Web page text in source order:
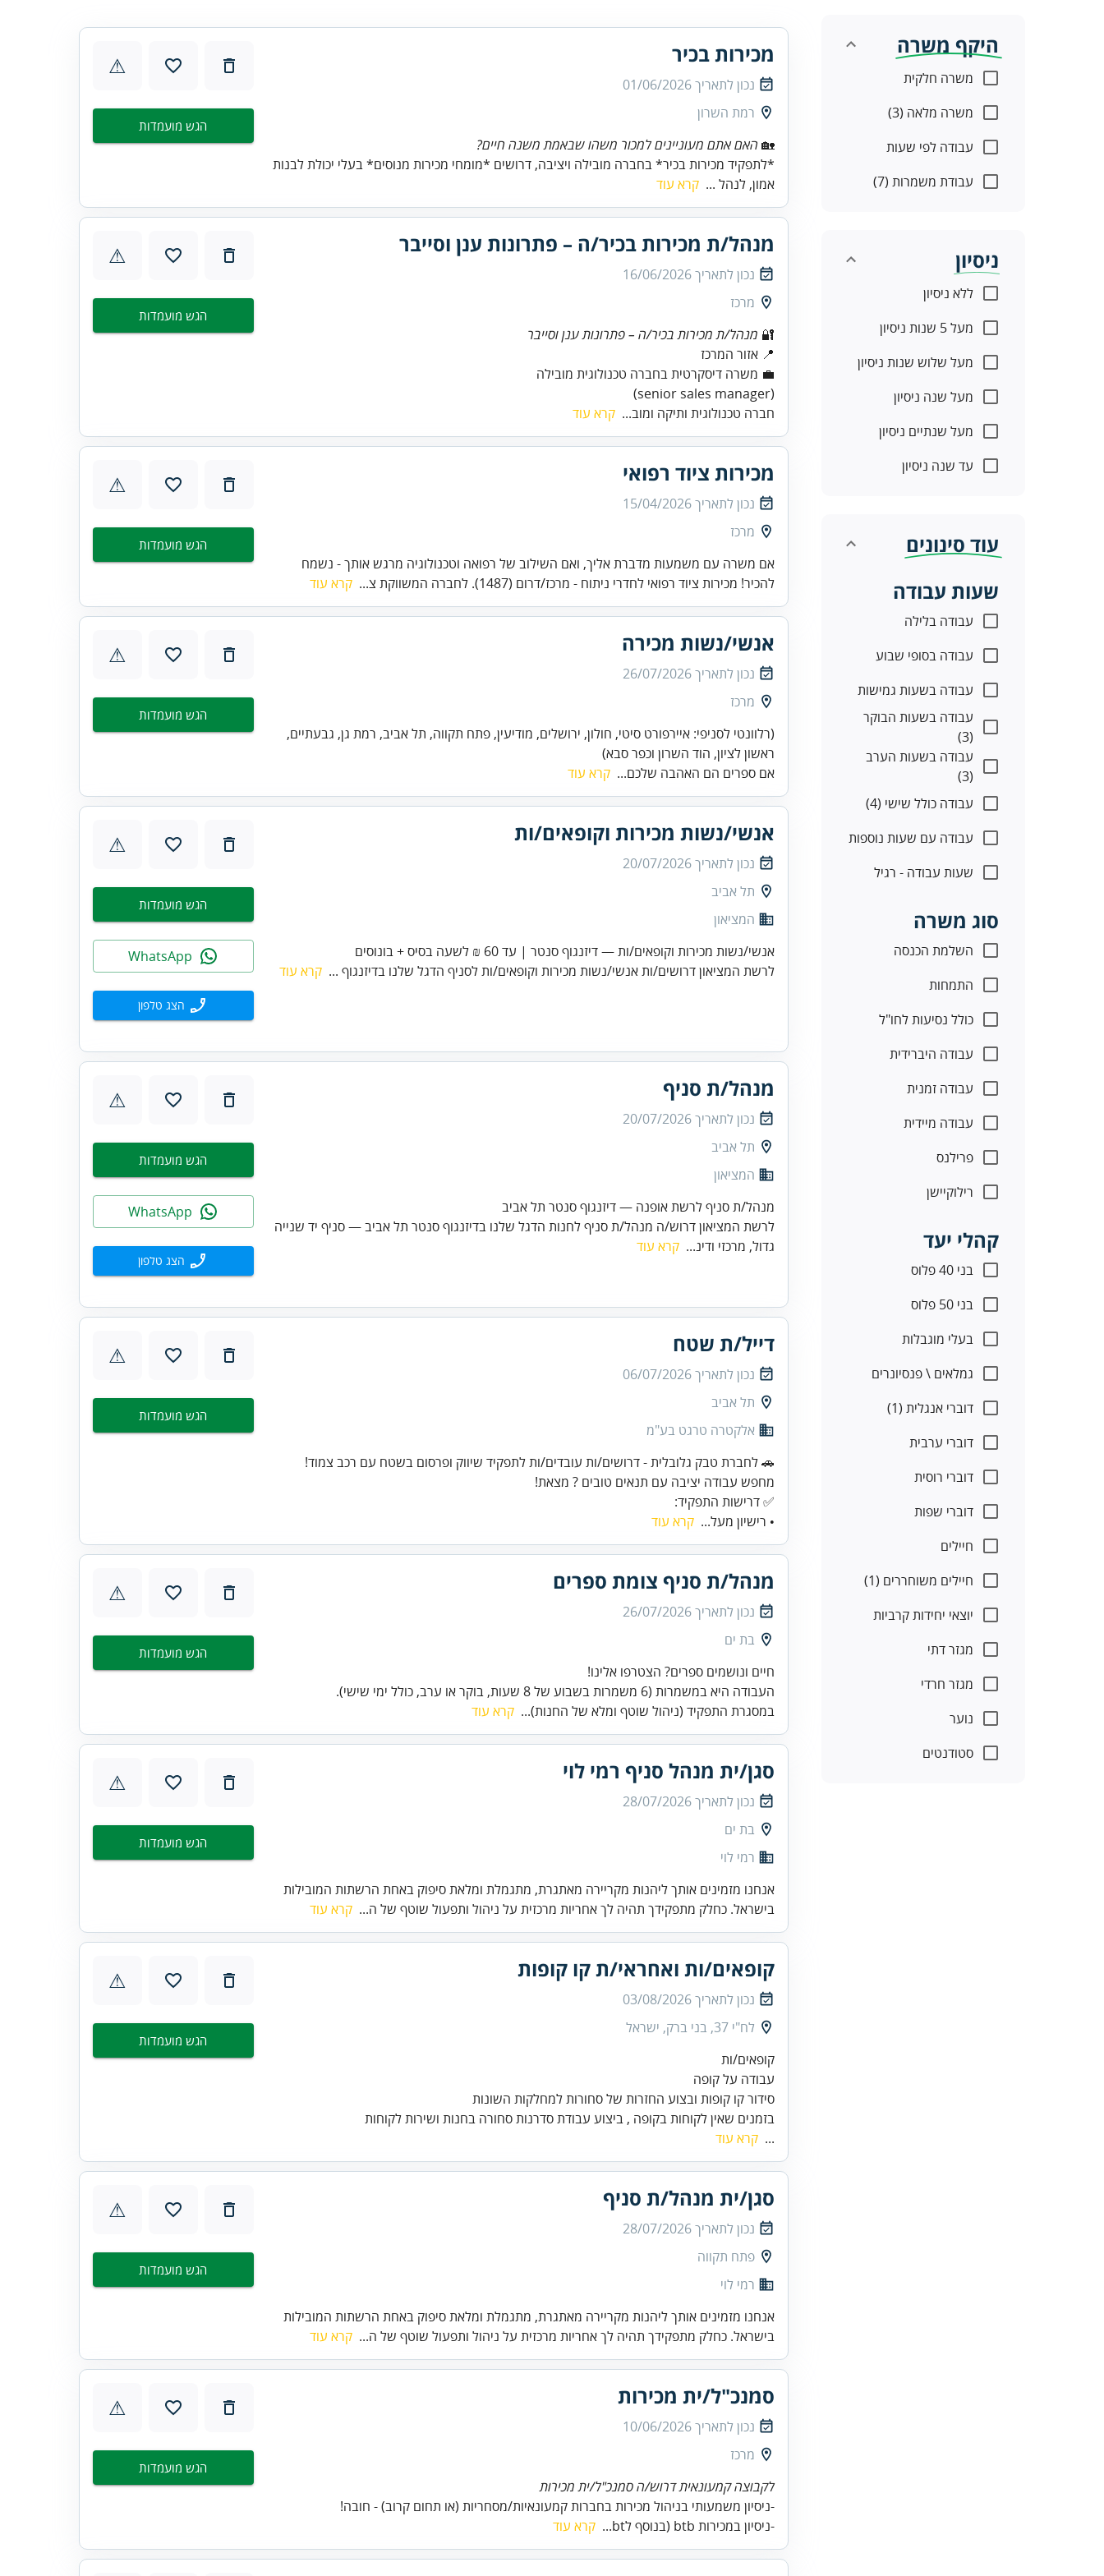
היקף משרה
משרה חלקית
משרה מלאה (3)
עבודה לפי שעות
עבודת משמרות (7)
ניסיון
ללא ניסיון
מעל 5 שנות ניסיון
מעל שלוש שנות ניסיון
מעל שנה ניסיון
מעל שנתיים ניסיון
עד שנה ניסיון
עוד סינונים
שעות עבודה
עבודה בלילה
עבודה בסופי שבוע
עבודה בשעות גמישות
עבודה בשעות הבוקר
(3)
עבודה בשעות הערב
(3)
עבודה כולל שישי (4)
עבודה עם שעות נוספות
שעות עבודה - רגיל
סוג משרה
השלמת הכנסה
התמחות
כולל נסיעות לחו"ל
עבודה היברידית
עבודה זמנית
עבודה מיידית
פרילנס
רילוקיישן
קהלי יעד
בני 40 פלוס
בני 50 פלוס
בעלי מוגבלות
גמלאים \ פנסיונרים
דוברי אנגלית (1)
דוברי ערבית
דוברי רוסית
דוברי שפות
חיילים
חיילים משוחררים (1)
יוצאי יחידות קרביות
מגזר דתי
מגזר חרדי
נוער
סטודנטים
מכירות בכיר
נכון לתאריך01/06/2026
רמת השרון
🏡 האם אתם מעוניינים למכור משהו שבאמת משנה חיים?
*לתפקיד מכירות בכיר* בחברה מובילה ויציבה, דרושים *מומחי מכירות מנוסים* בעלי יכולת לבנות
אמון, לנהל ... קרא עוד
⚠
הגש מועמדות
מנהל/ת מכירות בכיר/ה – פתרונות ענן וסייבר
נכון לתאריך16/06/2026
מרכז
🔐 מנהל/ת מכירות בכיר/ה – פתרונות ענן וסייבר
(senior sales manager)
חברה טכנולוגית ותיקה ומוב... קרא עוד
⚠
הגש מועמדות
מכירות ציוד רפואי
נכון לתאריך15/04/2026
מרכז
אם משרה עם משמעות מדברת אליך, ואם השילוב של רפואה וטכנולוגיה מרגש אותך - נשמח
להכיר! מכירות ציוד רפואי לחדרי ניתוח - מרכז/דרום (1487). לחברה המשווקת צ...
קרא עוד
⚠
הגש מועמדות
אנשי/נשות מכירה
נכון לתאריך26/07/2026
מרכז
(רלוונטי לסניפי: איירפורט סיטי, חולון, ירושלים, מודיעין, פתח תקווה, תל אביב, רמת גן, גבעתיים,
ראשון לציון, הוד השרון וכפר סבא)
אם ספרים הם האהבה שלכם... קרא עוד
⚠
הגש מועמדות
אנשי/נשות מכירות וקופאים/ות
נכון לתאריך20/07/2026
תל אביב
המציאון
אנשי/נשות מכירות וקופאים/ות — דיזנגוף סנטר | עד 60 ₪ לשעה בסיס + בונוסים
לרשת המציאון דרושים/ות אנשי/נשות מכירות וקופאים/ות לסניף הדגל שלנו בדיזנגוף ... קרא עוד
⚠
הגש מועמדות
הצג טלפון
מנהל/ת סניף
נכון לתאריך20/07/2026
תל אביב
המציאון
מנהל/ת סניף לרשת אופנה — דיזנגוף סנטר תל אביב
לרשת המציאון דרוש/ה מנהל/ת סניף לחנות הדגל שלנו בדיזנגוף סנטר תל אביב — סניף יד שנייה
גדול, מרכזי ודינ... קרא עוד
⚠
הגש מועמדות
הצג טלפון
דייל/ת שטח
נכון לתאריך06/07/2026
תל אביב
אלקטרה טרגט בע"מ
✅ דרישות התפקיד:
• רישיון מעל... קרא עוד
⚠
הגש מועמדות
מנהל/ת סניף צומת ספרים
נכון לתאריך26/07/2026
בת ים
העבודה היא במשמרות (6 משמרות בשבוע של 8 שעות, בוקר או ערב, כולל ימי שישי).
במסגרת התפקיד (ניהול שוטף ומלא של החנות)... קרא עוד
⚠
הגש מועמדות
סגן/ית מנהל סניף רמי לוי
נכון לתאריך28/07/2026
בת ים
רמי לוי
אנחנו מזמינים אותך ליהנות מקריירה מאתגרת, מתגמלת ומלאת סיפוק באחת הרשתות המובילות
בישראל. כחלק מתפקידך תהיה לך אחריות מרכזית על ניהול ותפעול שוטף של ה... קרא עוד
⚠
הגש מועמדות
קופאים/ות ואחראי/ת קו קופות
נכון לתאריך03/08/2026
לח"י 37, בני ברק, ישראל
בזמנים שאין לקוחות בקופה , ביצוע עבודת סדרנות סחורה בחנות ושירות לקוחות
... קרא עוד
⚠
הגש מועמדות
סגן/ית מנהל/ת סניף
נכון לתאריך28/07/2026
פתח תקווה
רמי לוי
אנחנו מזמינים אותך ליהנות מקריירה מאתגרת, מתגמלת ומלאת סיפוק באחת הרשתות המובילות
בישראל. כחלק מתפקידך תהיה לך אחריות מרכזית על ניהול ותפעול שוטף של ה... קרא עוד
⚠
הגש מועמדות
סמנכ"ל/ית מכירות
נכון לתאריך10/06/2026
מרכז
לקבוצה קמעונאית דרוש/ה סמנכ"ל/ית מכירות
-ניסיון משמעותי בניהול מכירות בחברות קמעונאיות/מסחריות (או תחום קרוב) - חובה!
-ניסיון במכירות btb (בנוסף לbt...
קרא עוד
⚠
הגש מועמדות